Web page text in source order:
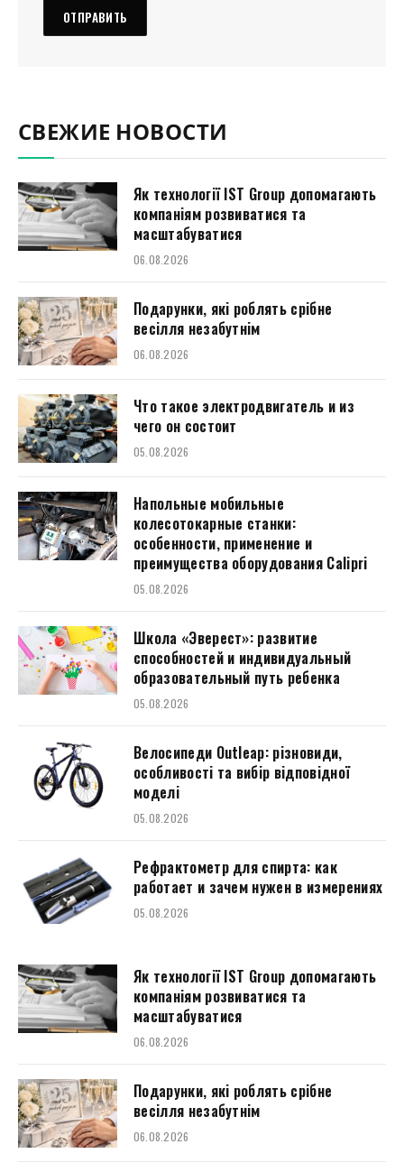
СВЕЖИЕ НОВОСТИ
Як технології IST Group допомагають
компаніям розвиватися та
масштабуватися
06.08.2026
Подарунки, які роблять срібне
весілля незабутнім
06.08.2026
Что такое электродвигатель и из
чего он состоит
05.08.2026
Напольные мобильные
колесотокарные станки:
особенности, применение и
преимущества оборудования Calipri
05.08.2026
Школа «Эверест»: развитие
способностей и индивидуальный
образовательный путь ребенка
05.08.2026
Велосипеди Outleap: різновиди,
особливості та вибір відповідної
моделі
05.08.2026
Рефрактометр для спирта: как
работает и зачем нужен в измерениях
05.08.2026
Як технології IST Group допомагають
компаніям розвиватися та
масштабуватися
06.08.2026
Подарунки, які роблять срібне
весілля незабутнім
06.08.2026